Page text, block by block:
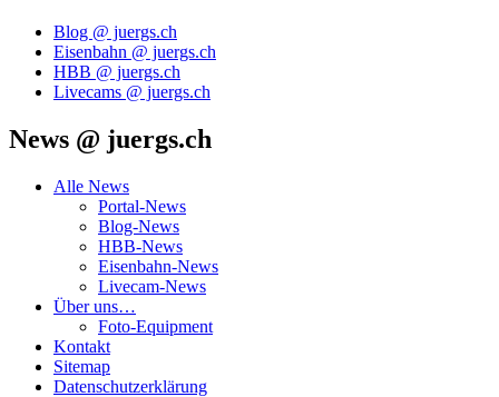
Blog @ juergs.ch
Eisenbahn @ juergs.ch
HBB @ juergs.ch
Livecams @ juergs.ch
News @ juergs.ch
Alle News
Portal-News
Blog-News
HBB-News
Eisenbahn-News
Livecam-News
Über uns…
Foto-Equipment
Kontakt
Sitemap
Datenschutzerklärung